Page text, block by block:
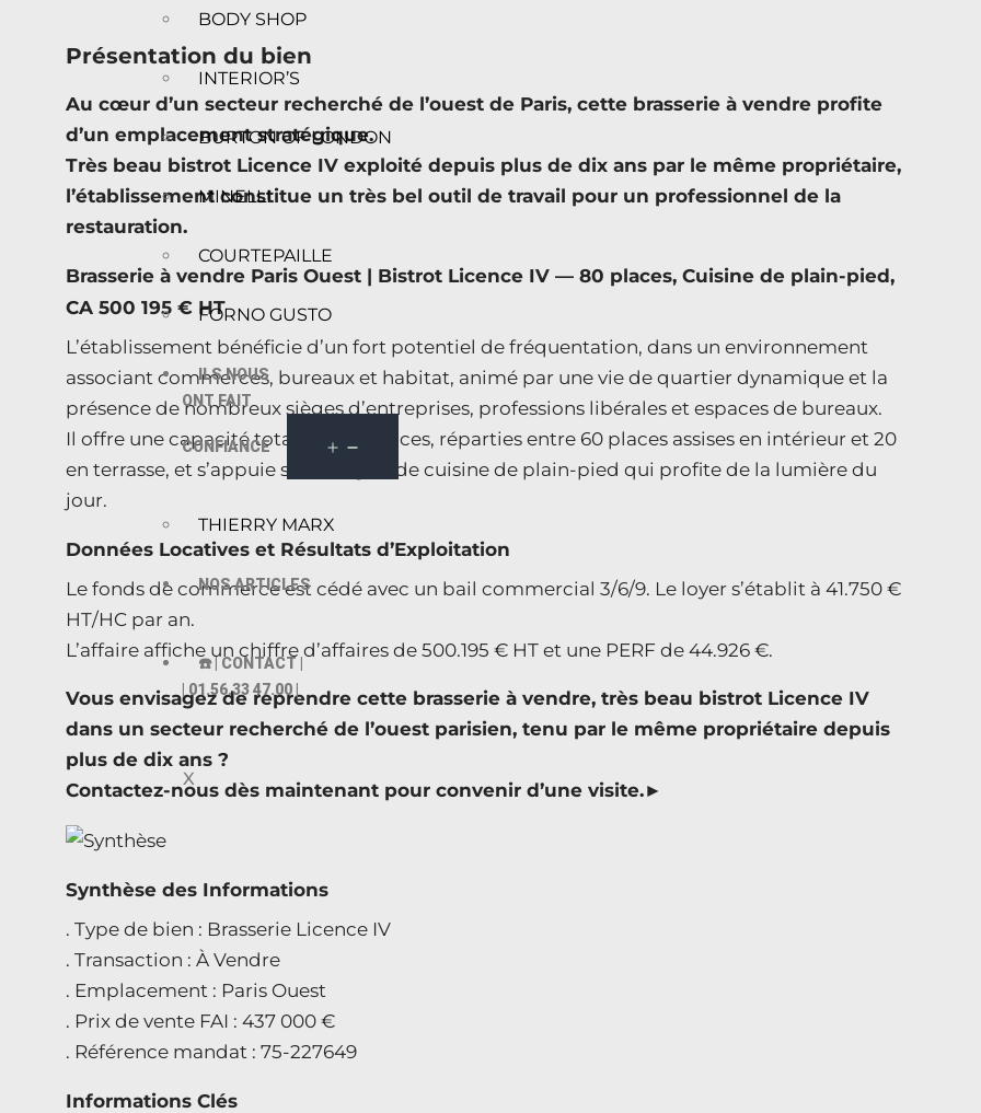
BODY SHOP
INTERIOR’S
BURTON OF LONDON
MINELLI
COURTEPAILLE
FORNO GUSTO
ILS NOUS
ONT FAIT
CONFIANCE
THIERRY MARX
NOS ARTICLES
☎️ | CONTACT |
| 01.56.33 47.00 |
X
Présentation du bien
Au cœur d’un secteur recherché de l’ouest de Paris, cette brasserie à vendre profite
d’un emplacement stratégique.
Très beau bistrot Licence IV exploité depuis plus de dix ans par le même propriétaire,
l’établissement constitue un très bel outil de travail pour un professionnel de la
restauration.
Brasserie à vendre Paris Ouest | Bistrot Licence IV — 80 places, Cuisine de plain-pied,
CA 500 195 € HT
L’établissement bénéficie d’un fort potentiel de fréquentation, dans un environnement
associant commerces, bureaux et habitat, animé par une vie de quartier dynamique et la
présence de nombreux sièges d’entreprises, professions libérales et espaces de bureaux.
Il offre une capacité totale de 80 places, réparties entre 60 places assises en intérieur et 20
en terrasse, et s’appuie sur une grande cuisine de plain-pied qui profite de la lumière du
jour.
Données Locatives et Résultats d’Exploitation
Le fonds de commerce est cédé avec un bail commercial 3/6/9. Le loyer s’établit à 41.750 €
HT/HC par an.
L’affaire affiche un chiffre d’affaires de 500.195 € HT et une PERF de 44.926 €.
Vous envisagez de reprendre cette brasserie à vendre, très beau bistrot Licence IV
dans un secteur recherché de l’ouest parisien, tenu par le même propriétaire depuis
plus de dix ans ?
Contactez-nous dès maintenant pour convenir d’une visite.►
Synthèse des Informations
. Type de bien : Brasserie Licence IV
. Transaction : À Vendre
. Emplacement : Paris Ouest
. Prix de vente FAI : 437 000 €
. Référence mandat : 75-227649
Informations Clés